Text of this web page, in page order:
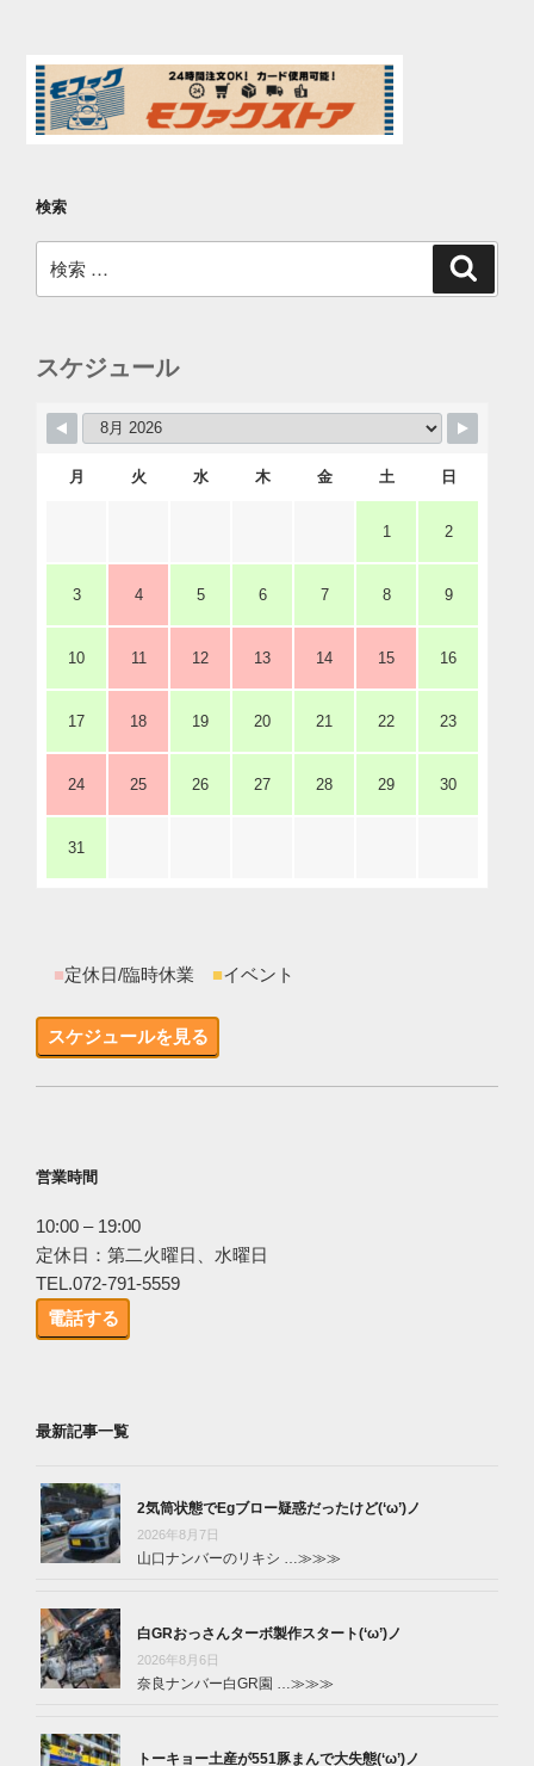
ン
検索
索:
スケジュール
月 火 水 木 金 土 日
1 2
3 4 5 6 7 8 9
10 11 12 13 14 15 16
17 18 19 20 21 22 23
24 25 26 27 28 29 30
31
■定休日/臨時休業 ■イベント
スケジュールを見る
営業時間
10:00 – 19:00
定休日：第二火曜日、水曜日
TEL.072-791-5559
電話する
最新記事一覧
2気筒状態でEgブロー疑惑だったけど(‘ω’)ノ
2026年8月7日
山口ナンバーのリキシ … ≫≫≫
白GRおっさんターボ製作スタート(‘ω’)ノ
2026年8月6日
奈良ナンバー白GR園 … ≫≫≫
トーキョー土産が551豚まんで大失態(‘ω’)ノ